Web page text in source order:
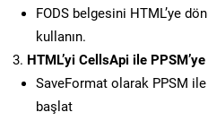
FODS belgesini HTML’ye
kullanın.
HTML’yi CellsApi ile
SaveFormat olarak PPSM ile
başlat